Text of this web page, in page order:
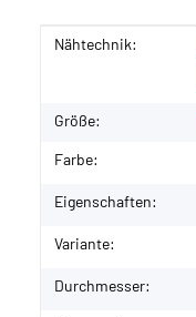
Produkteigenschaft
Wert
Nähtechnik:
Größe:
Farbe:
Eigenschaften:
Variante:
Durchmesser: